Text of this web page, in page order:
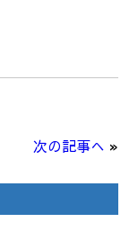
次の記事へ »